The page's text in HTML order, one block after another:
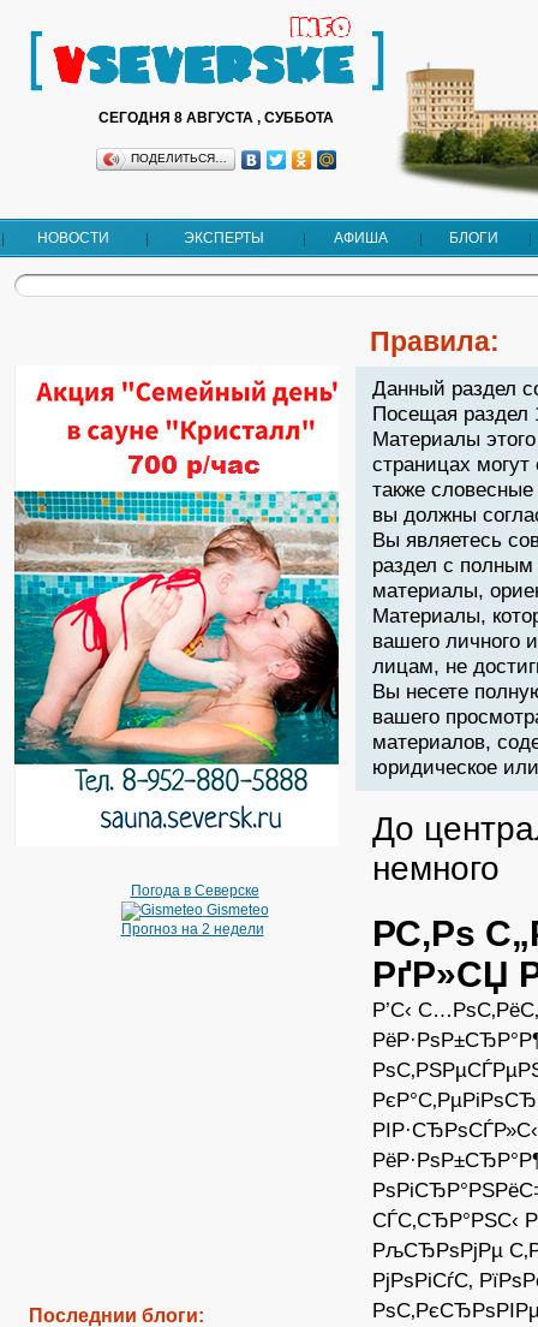
СЕГОДНЯ 8 АВГУСТА , СУББОТА
ПОДЕЛИТЬСЯ…
НОВОСТИ ЭКСПЕРТЫ АФИША БЛОГИ
Погода в Северске
Gismeteo
Прогноз на 2 недели
Последнии блоги:
Правила:
Данный раздел
Посещая раздел
Материалы
страницах
также
вы должны
Вы являетесь
раздел с полным
материалы,
Материалы,
вашего личного
лицам, не
Вы несете
вашего
материалов,
юридическое
До
немного
Р­С‚Рѕ
РґР»СЏ
Р’С‹
СЃС‚СЂР°РЅС‹
РљСЂРѕРјРµ
РјРѕРіСѓС‚